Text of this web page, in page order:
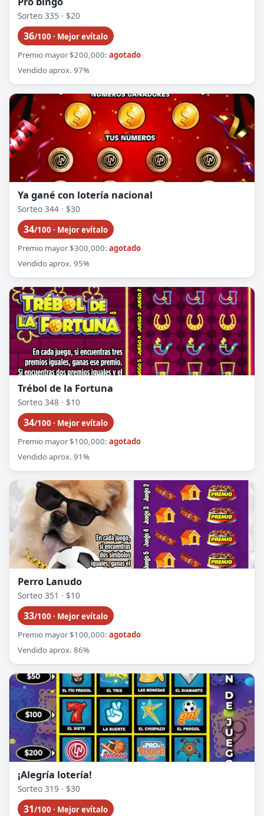
Sorteo 335 · $20
36/100 · Mejor evítalo
Premio mayor $200,000: agotado
Vendido aprox. 97%
Ya gané con lotería nacional
Sorteo 344 · $30
34/100 · Mejor evítalo
Premio mayor $300,000: agotado
Vendido aprox. 95%
Trébol de la Fortuna
Sorteo 348 · $10
34/100 · Mejor evítalo
Premio mayor $100,000: agotado
Vendido aprox. 91%
Perro Lanudo
Sorteo 351 · $10
33/100 · Mejor evítalo
Premio mayor $100,000: agotado
Vendido aprox. 86%
¡Alegría lotería!
Sorteo 319 · $30
31/100 · Mejor evítalo